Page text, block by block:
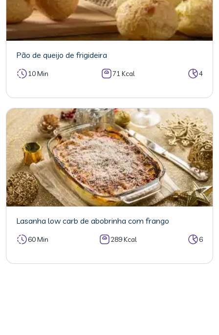
Pão de queijo de frigideira
10 Min 71 Kcal 4
Lasanha low carb de abobrinha com frango
60 Min 289 Kcal 6